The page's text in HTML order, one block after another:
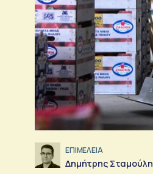
ΕΠΙΜΕΛΕΙΑ
Δημήτρης